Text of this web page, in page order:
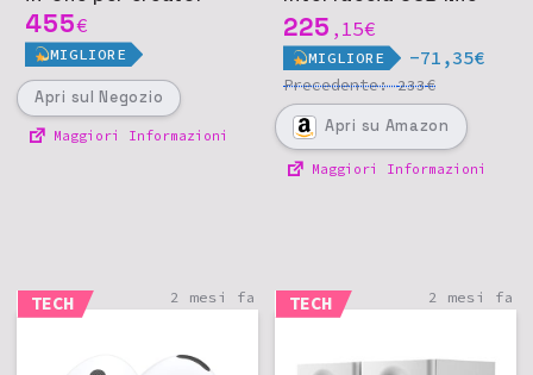
455€
MIGLIORE
Apri sul Negozio
Maggiori Informazioni
Cuffie
225 , 15€
MIGLIORE -71,35€
Precedente:233€
Apri su Amazon
Maggiori Informazioni
TECH 2 mesi fa TECH 2 mesi fa